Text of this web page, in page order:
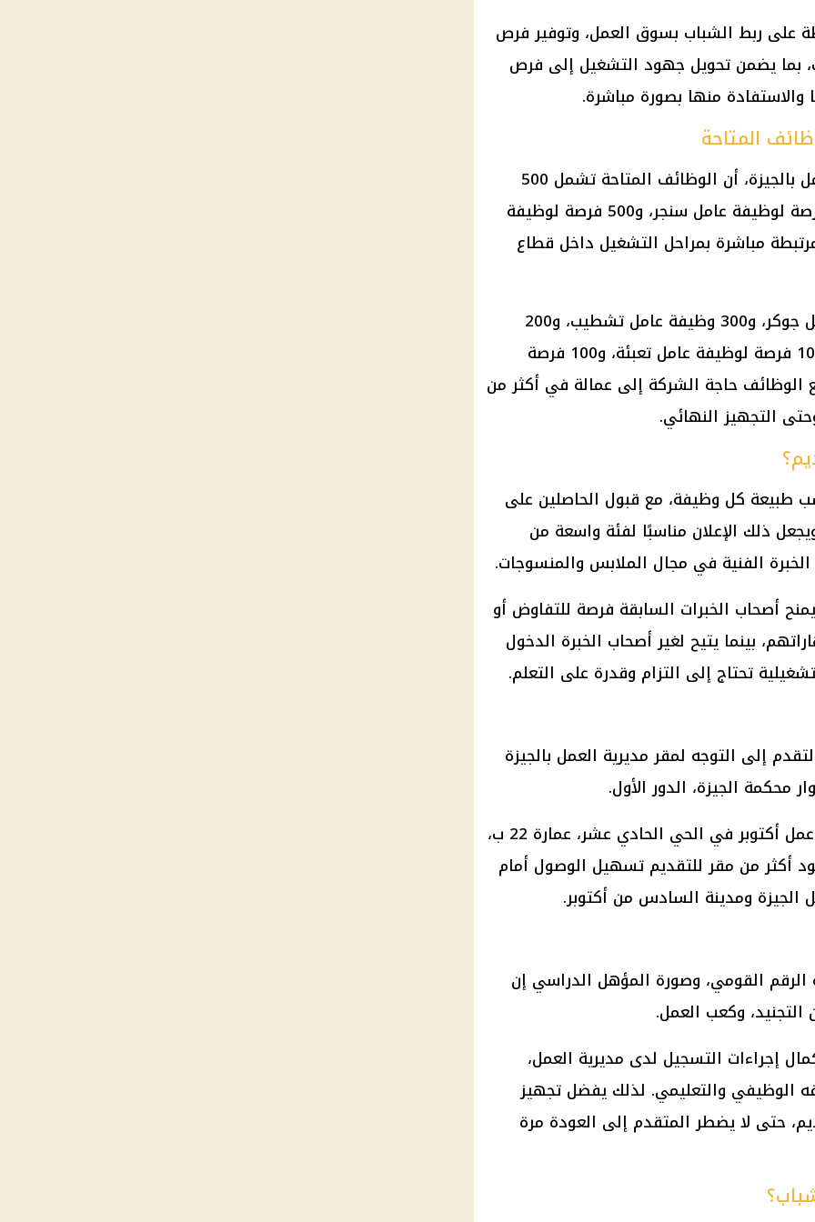
على ربط الشباب بسوق العمل، وتوفير فرص
بما يضمن تحويل جهود التشغيل إلى فرص
منها بصورة مباشرة.
المتاحة
أوضح فوزي صابر، مدير مديرية العمل بالجيزة، أن الوظائف المتاحة تشمل 500
فرصة لوظيفة عاملة أوفر، و500 فرصة لوظيفة عامل سنجر، و500 فرصة لوظيفة
مباشرة بمراحل التشغيل داخل قطاع
كما تشمل الفرص 300 وظيفة عامل جوكر، و300 وظيفة عامل تشطيب، و200
وظيفة عامل مساعد، إضافة إلى 100 فرصة لوظيفة عامل تعبئة، و100 فرصة
الوظائف حاجة الشركة إلى عمالة في أكثر من
التجهيز النهائي.
طبيعة كل وظيفة، مع قبول الحاصلين على
ذلك الإعلان مناسبًا لفئة واسعة من
الفنية في مجال الملابس والمنسوجات.
أصحاب الخبرات السابقة فرصة للتفاوض أو
بينما يتيح لغير أصحاب الخبرة الدخول
تحتاج إلى التزام وقدرة على التعلم.
إلى التوجه لمقر مديرية العمل بالجيزة
الجيزة، الدور الأول.
كما يمكن التقديم من خلال مكتب عمل أكتوبر في الحي الحادي عشر، عمارة 22 ب،
أكثر من مقر للتقديم تسهيل الوصول أمام
الجيزة ومدينة السادس من أكتوبر.
الرقم القومي، وصورة المؤهل الدراسي إن
وكعب العمل.
إجراءات التسجيل لدى مديرية العمل،
الوظيفي والتعليمي. لذلك يفضل تجهيز
حتى لا يضطر المتقدم إلى العودة مرة